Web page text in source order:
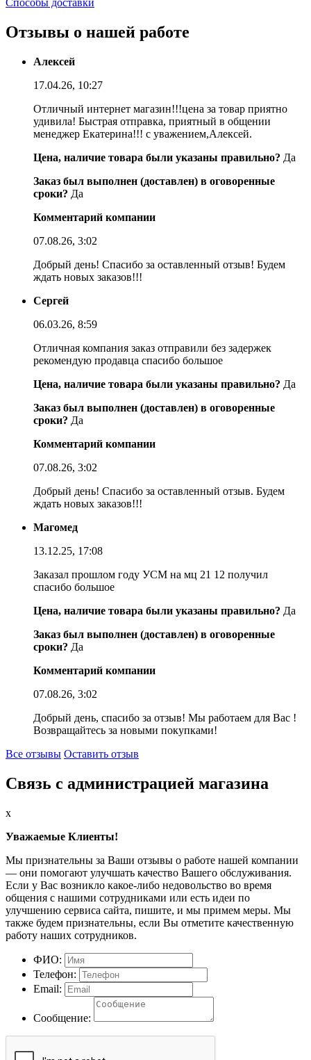
Способы доставки
Отзывы о нашей работе
Алексей
17.04.26, 10:27
Отличный интернет магазин!!!цена за товар приятно
удивила! Быстрая отправка, приятный в общении
менеджер Екатерина!!! с уважением,Алексей.
Цена, наличие товара были указаны правильно? Да
Заказ был выполнен (доставлен) в оговоренные
сроки? Да
Комментарий компании
07.08.26, 3:02
Добрый день! Спасибо за оставленный отзыв! Будем
ждать новых заказов!!!
Сергей
06.03.26, 8:59
Отличная компания заказ отправили без задержек
рекомендую продавца спасибо большое
Цена, наличие товара были указаны правильно? Да
Заказ был выполнен (доставлен) в оговоренные
сроки? Да
Комментарий компании
07.08.26, 3:02
Добрый день! Спасибо за оставленный отзыв. Будем
ждать новых заказов!!!
Магомед
13.12.25, 17:08
Заказал прошлом году УСМ на мц 21 12 получил
спасибо большое
Цена, наличие товара были указаны правильно? Да
Заказ был выполнен (доставлен) в оговоренные
сроки? Да
Комментарий компании
07.08.26, 3:02
Добрый день, спасибо за отзыв! Мы работаем для Вас !
Возвращайтесь за новыми покупками!
Все отзывы Оставить отзыв
Связь с администрацией магазина
x
Уважаемые Клиенты!
Мы признательны за Ваши отзывы о работе нашей компании
— они помогают улучшать качество Вашего обслуживания.
Если у Вас возникло какое-либо недовольство во время
общения с нашими сотрудниками или есть идеи по
улучшению сервиса сайта, пишите, и мы примем меры. Мы
также будем признательны, если Вы отметите качественную
работу наших сотрудников.
ФИО:
Телефон:
Email:
Сообщение: